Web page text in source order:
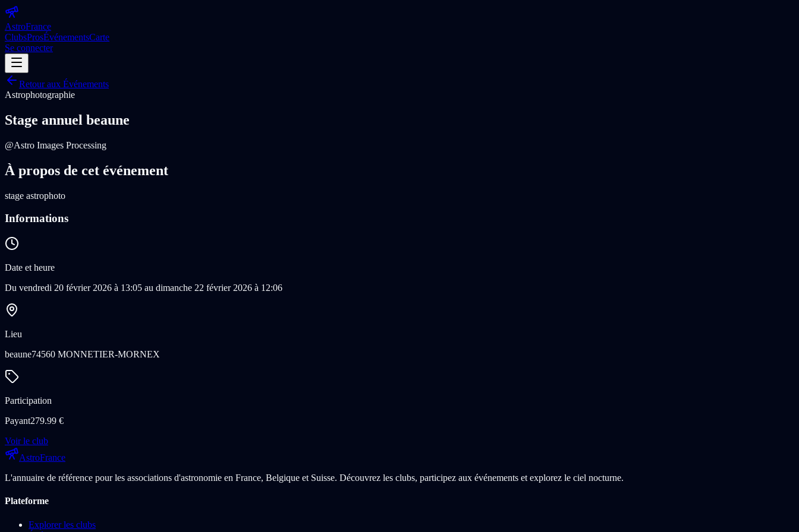
AstroFrance
ClubsProsÉvénementsCarte
Se connecter
Retour aux Événements
Astrophotographie
Stage annuel beaune
@Astro Images Processing
À propos de cet événement
stage astrophoto
Informations
Date et heure
Du vendredi 20 février 2026 à 13:05 au dimanche 22 février 2026 à 12:06
Lieu
beaune74560 MONNETIER-MORNEX
Participation
Payant279.99 €
Voir le club
AstroFrance
L'annuaire de référence pour les associations d'astronomie en France, Belgique et Suisse. Découvrez les clubs, participez aux événements et explorez le ciel nocturne.
Plateforme
Explorer les clubs